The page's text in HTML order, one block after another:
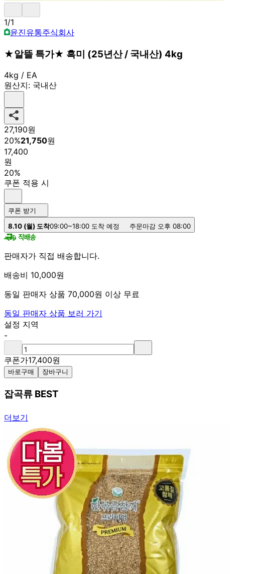
1/1
윤진유통주식회사
★알뜰 특가★ 흑미 (25년산 / 국내산) 4kg
4kg / EA
원산지: 국내산
27,190원
20%21,750원
17,400
원
20%
쿠폰 적용 시
쿠폰 받기
8.10 (월) 도착09:00~18:00 도착 예정 주문마감 오후 08:00
판매자가 직접 배송합니다.
배송비 10,000원
동일 판매자 상품 70,000원 이상 무료
동일 판매자 상품 보러 가기
설정 지역
-
쿠폰가17,400원
바로구매 장바구니
잡곡류 BEST
더보기